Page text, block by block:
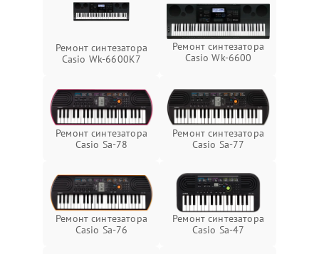
Ремонт синтезатора
Casio Wk-6600K7
Ремонт синтезатора
Casio Wk-6600
Ремонт синтезатора
Casio Sa-78
Ремонт синтезатора
Casio Sa-77
Ремонт синтезатора
Casio Sa-76
Ремонт синтезатора
Casio Sa-47